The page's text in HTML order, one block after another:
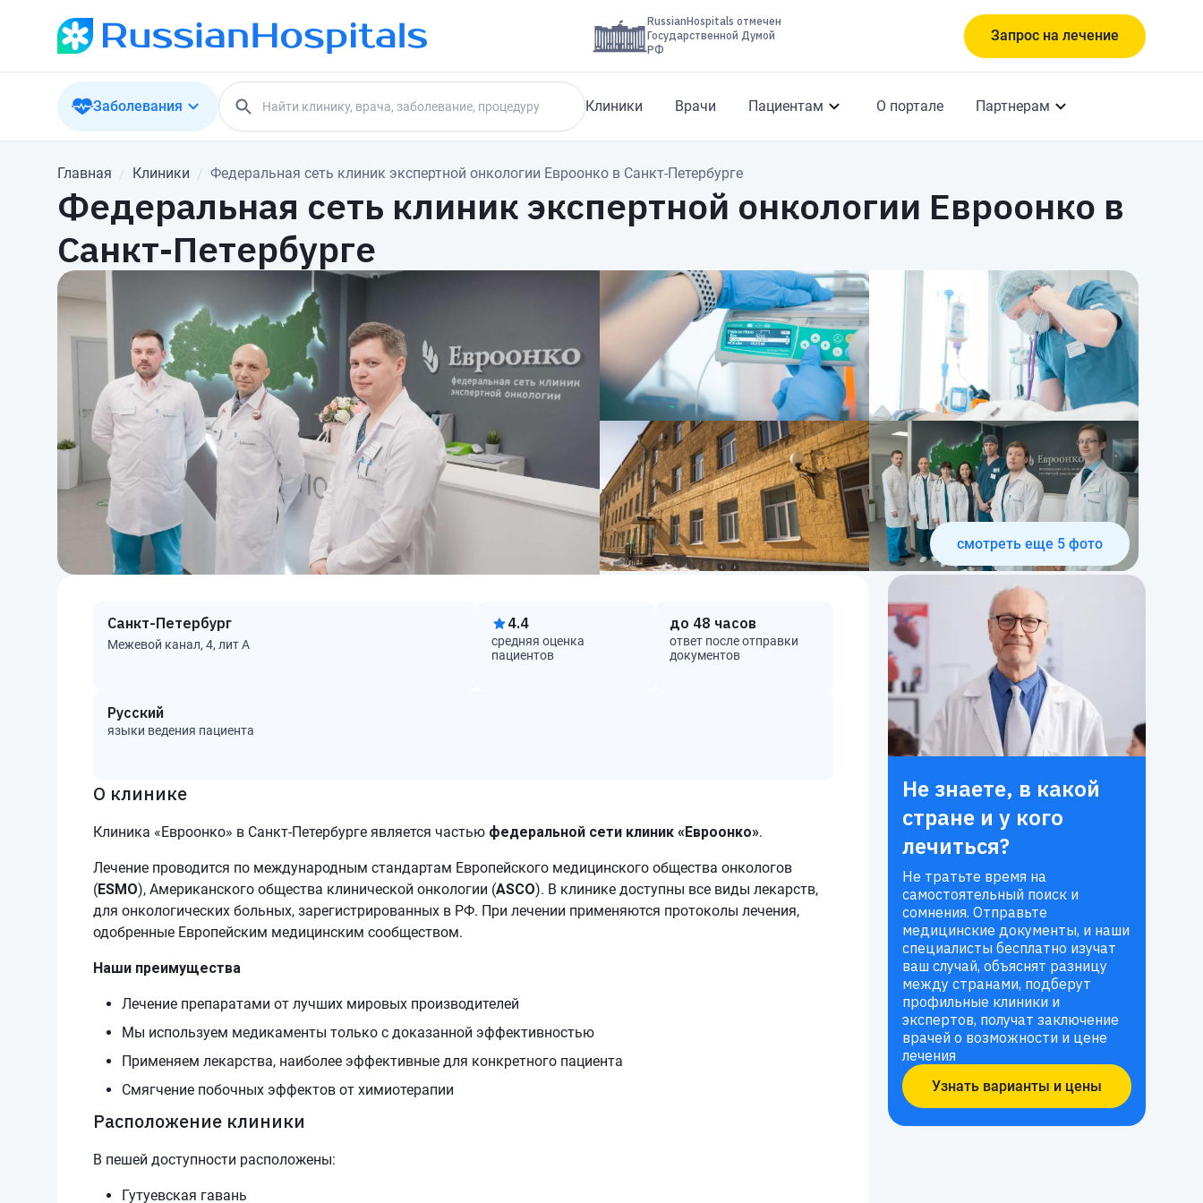
RussianHospitals отмечен
Государственной Думой
РФ
Запрос на лечение
Заболевания Клиники Врачи Пациентам О портале Партнерам
Главная Клиники Федеральная сеть клиник экспертной онкологии Евроонко в Санкт-Петербурге
Федеральная сеть клиник экспертной онкологии Евроонко в
Санкт-Петербурге
смотреть еще 5 фото
Санкт-Петербург
Межевой канал, 4, лит А
4.4
средняя оценка
пациентов
до 48 часов
ответ после отправки
документов
Русский
языки ведения пациента
О клинике
Клиника «Евроонко» в Санкт-Петербурге является частью федеральной сети клиник «Евроонко».
Лечение проводится по международным стандартам Европейского медицинского общества онкологов
(ESMO), Американского общества клинической онкологии (ASCO). В клинике доступны все виды лекарств,
для онкологических больных, зарегистрированных в РФ. При лечении применяются протоколы лечения,
одобренные Европейским медицинским сообществом.
Наши преимущества
Лечение препаратами от лучших мировых производителей
Мы используем медикаменты только с доказанной эффективностью
Применяем лекарства, наиболее эффективные для конкретного пациента
Смягчение побочных эффектов от химиотерапии
Расположение клиники
В пешей доступности расположены:
Гутуевская гавань
Не знаете, в какой
стране и у кого
лечиться?
Не тратьте время на
самостоятельный поиск и
сомнения. Отправьте
медицинские документы, и наши
специалисты бесплатно изучат
ваш случай, объяснят разницу
между странами, подберут
профильные клиники и
экспертов, получат заключение
врачей о возможности и цене
лечения
Узнать варианты и цены